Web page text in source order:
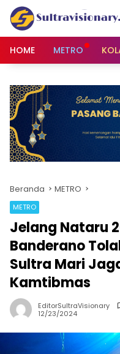
Langsung
konten
HOME
METRO
Beranda METRO
METRO
Jelang Nataru
Banderano
Sultra Mari
Kamtibmas
EditorSultraVisionary
12/23/2024